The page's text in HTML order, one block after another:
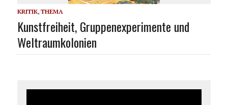
KRITIK, THEMA
Kunstfreiheit, Gruppenexperimente und
Weltraumkolonien